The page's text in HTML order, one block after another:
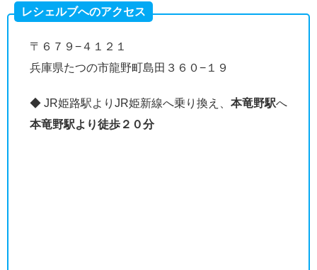
レシェルブへのアクセス
〒６７９−４１２１
兵庫県たつの市龍野町島田３６０−１９
◆ JR姫路駅よりJR姫新線へ乗り換え、 本竜野駅へ
本竜野駅より徒歩２０分